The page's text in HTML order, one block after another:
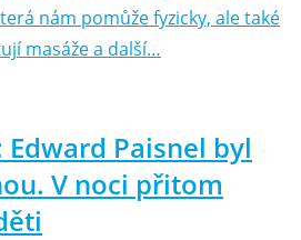
nám pomůže fyzicky, ale také
masáže a další…
Edward Paisnel byl
V noci přitom